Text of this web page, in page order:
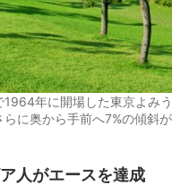
1964年に開場した東京よみ
らに奥から手前へ7%の傾斜
人がエースを達成